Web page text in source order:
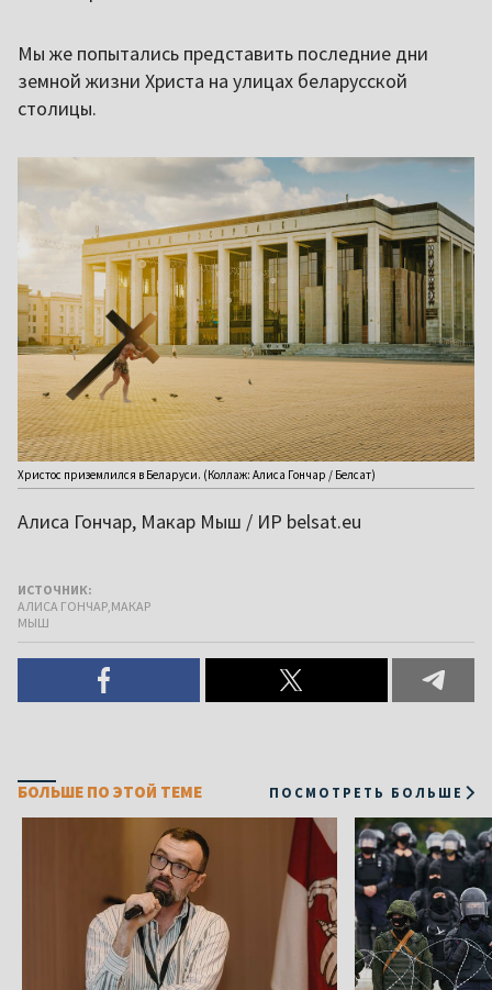
Мы же попытались представить последние дни
земной жизни Христа на улицах беларусской
столицы.
Христос приземлился в Беларуси. (Коллаж: Алиса Гончар / Белсат)
Алиса Гончар, Макар Мыш / ИР belsat.eu
ИСТОЧНИК:
АЛИСА ГОНЧАР,МАКАР
МЫШ
БОЛЬШЕ ПО ЭТОЙ ТЕМЕ ПОСМОТРЕТЬ БОЛЬШЕ